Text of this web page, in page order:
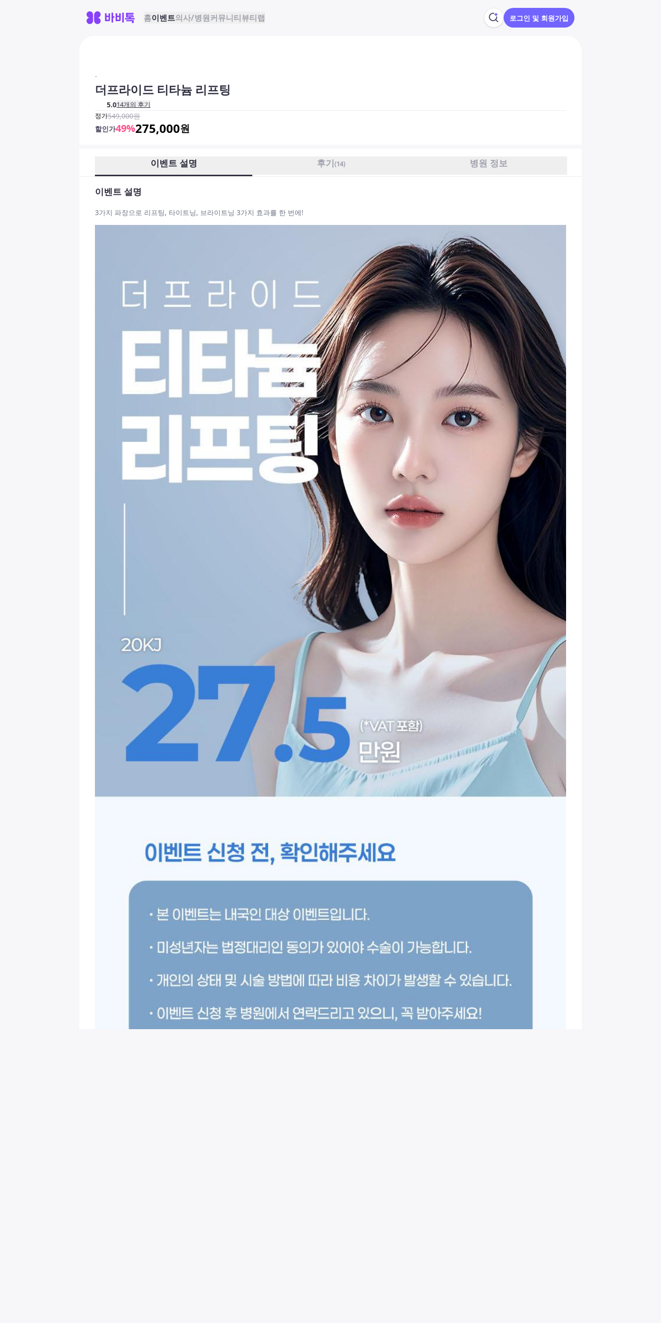
홈이벤트의사/병원커뮤니티뷰티랩 로그인 및 회원가입
-
더프라이드 티타늄 리프팅
5.014개의 후기
정가549,000원
할인가49%275,000원
이벤트 설명 후기(14) 병원 정보
이벤트 설명
3가지 파장으로 리프팅, 타이트닝, 브라이트닝 3가지 효과를 한 번에!